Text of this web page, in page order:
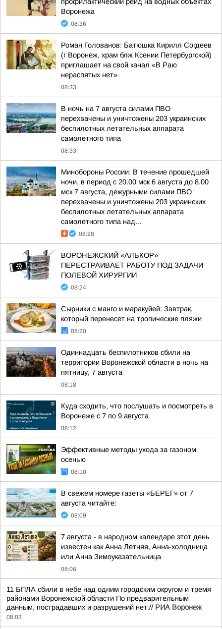
Воронежа
08:36
Роман Голованов: Батюшка Кирилл Согдеев
(г Воронеж, храм блж Ксении Петербургской)
приглашает на свой канал «В Раю
нераспятых нет»
08:33
В ночь на 7 августа силами ПВО
перехвачены и уничтожены 203 украинских
беспилотных летательных аппарата
самолетного типа
08:33
Минобороны России: В течение прошедшей
ночи, в период с 20.00 мск 6 августа до 8.00
мск 7 августа, дежурными силами ПВО
перехвачены и уничтожены 203 украинских
беспилотных летательных аппарата
самолетного типа над...
08:28
ВОРОНЕЖСКИЙ «АЛЬКОР»
ПЕРЕСТРАИВАЕТ РАБОТУ ПОД ЗАДАЧИ
ПОЛЕВОЙ ХИРУРГИИ
08:24
Сырники с манго и маракуйей: Завтрак,
который перенесет на тропические пляжи
08:20
Одиннадцать беспилотников сбили на
территории Воронежской области в ночь на
пятницу, 7 августа
08:18
Куда сходить, что послушать и посмотреть в
Воронеже с 7 по 9 августа
08:12
Эффективные методы ухода за газоном
осенью
08:10
В свежем номере газеты «БЕРЕГ» от 7
августа читайте:
08:09
7 августа - в народном календаре этот день
известен как Анна Летняя, Анна-холодница
или Анна Зимоуказательница
08:06
11 БПЛА сбили в небе над одним городским округом и тремя
районами Воронежской области По предварительным
данным, пострадавших и разрушений нет.// РИА Воронеж
08:03